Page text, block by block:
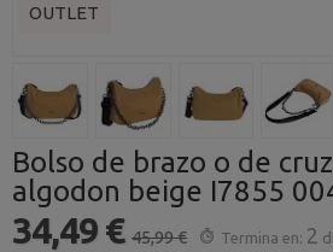
OUTLET
Bolso de brazo o de
algodon beige I7855
34,49 € 45,99 € Termina en: 2